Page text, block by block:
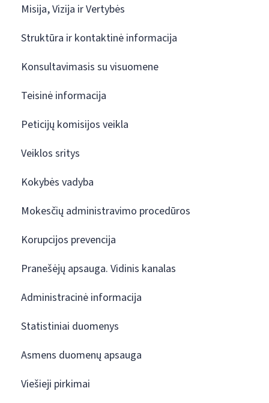
Misija, Vizija ir Vertybės
Struktūra ir kontaktinė informacija
Konsultavimasis su visuomene
Teisinė informacija
Peticijų komisijos veikla
Veiklos sritys
Kokybės vadyba
Mokesčių administravimo procedūros
Korupcijos prevencija
Pranešėjų apsauga. Vidinis kanalas
Administracinė informacija
Statistiniai duomenys
Asmens duomenų apsauga
Viešieji pirkimai